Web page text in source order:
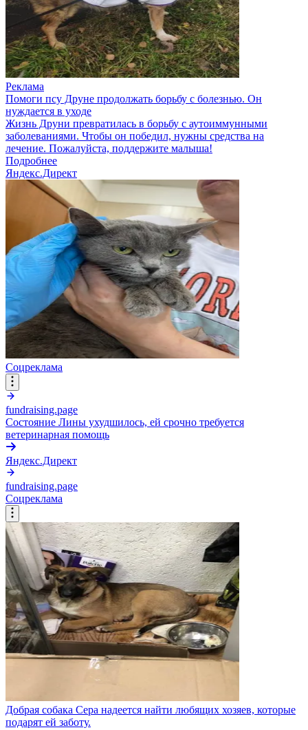
Реклама
Помоги псу Друне продолжать борьбу с болезнью. Он
нуждается в уходе
Жизнь Друни превратилась в борьбу с аутоиммунными
заболеваниями. Чтобы он победил, нужны средства на
лечение. Пожалуйста, поддержите малыша!
Подробнее
Яндекс.Директ
Соцреклама
fundraising.page
Состояние Лины ухудшилось, ей срочно требуется
ветеринарная помощь
Яндекс.Директ
fundraising.page
Соцреклама
Добрая собака Сера надеется найти любящих хозяев, которые
подарят ей заботу.